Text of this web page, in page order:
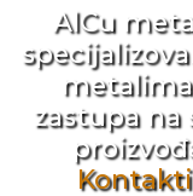
AlCu
zastupa na